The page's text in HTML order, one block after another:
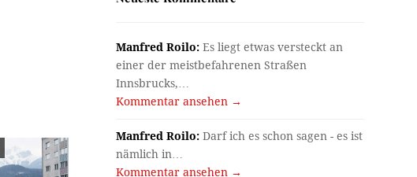
Manfred Roilo: Es liegt etwas versteckt an
einer der meistbefahrenen Straßen
Innsbrucks,…
Kommentar ansehen →
Manfred Roilo: Darf ich es schon sagen - es ist
nämlich in…
Kommentar ansehen →